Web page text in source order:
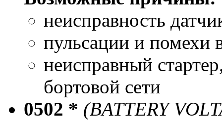
неисправность
пульсации и помехи
неисправный
бортовой сети
0502 * (BATTERY